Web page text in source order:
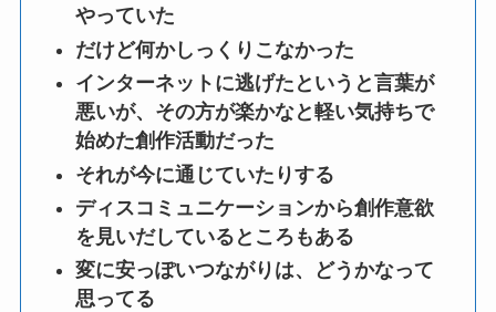
やっていた
だけど何かしっくりこなかった
インターネットに逃げたというと言葉が
悪いが、その方が楽かなと軽い気持ちで
始めた創作活動だった
それが今に通じていたりする
ディスコミュニケーションから創作意欲
を見いだしているところもある
変に安っぽいつながりは、どうかなって
思ってる